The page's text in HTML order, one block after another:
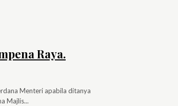
Raya.
Menteri apabila ditanya
Majlis...